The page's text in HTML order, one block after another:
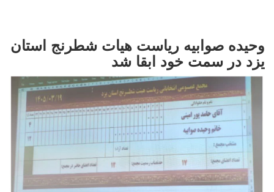
وحیده صوابیه ریاست هیات شطرنج استان
یزد در سمت خود ابقا شد